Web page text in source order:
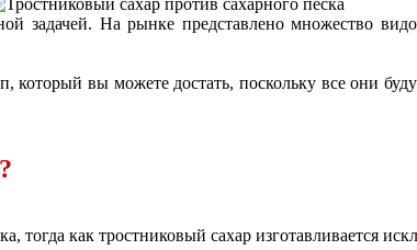
задачей. На рынке представлено множество
вы можете достать, поскольку все они
тогда как тростниковый сахар изготавливается